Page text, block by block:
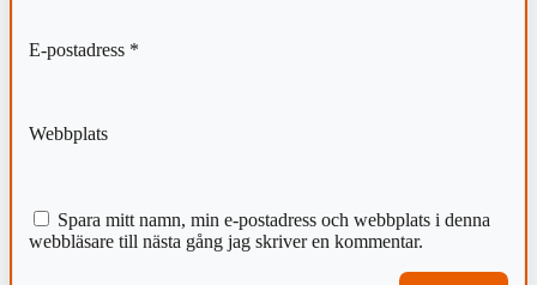
E-postadress *
Webbplats
Spara mitt namn, min e-postadress och webbplats i denna
webbläsare till nästa gång jag skriver en kommentar.